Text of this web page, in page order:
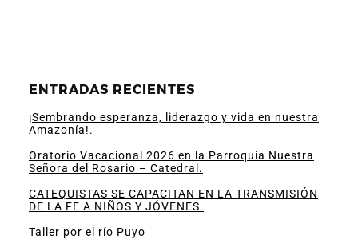
ENTRADAS RECIENTES
¡Sembrando esperanza, liderazgo y vida en nuestra
Amazonía!.
Oratorio Vacacional 2026 en la Parroquia Nuestra
Señora del Rosario – Catedral.
CATEQUISTAS SE CAPACITAN EN LA TRANSMISIÓN
DE LA FE A NIÑOS Y JÓVENES.
Taller por el río Puyo